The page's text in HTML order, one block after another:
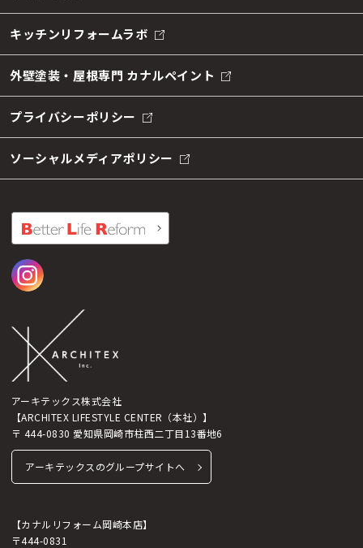
キッチンリフォームラボ
外壁塗装・屋根専門 カナルペイント
プライバシーポリシー
ソーシャルメディアポリシー
アーキテックス株式会社
【ARCHITEX LIFESTYLE CENTER（本社）】
〒 444-0830 愛知県岡崎市柱西二丁目13番地6
アーキテックスのグループサイトへ
【カナルリフォーム岡崎本店】
〒444-0831